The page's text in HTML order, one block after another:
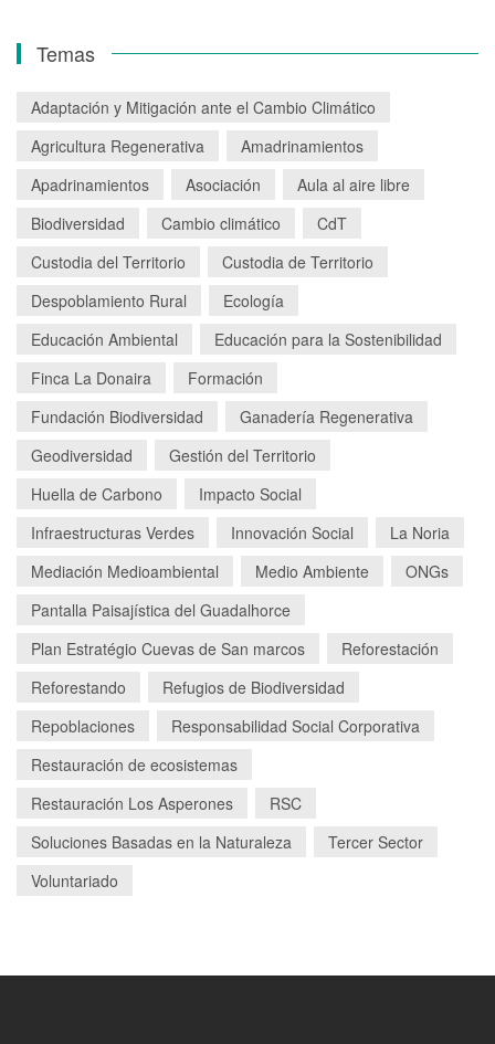
Temas
Adaptación y Mitigación ante el Cambio Climático
Agricultura Regenerativa
Amadrinamientos
Apadrinamientos
Asociación
Aula al aire libre
Biodiversidad
Cambio climático
CdT
Custodia del Territorio
Custodia de Territorio
Despoblamiento Rural
Ecología
Educación Ambiental
Educación para la Sostenibilidad
Finca La Donaira
Formación
Fundación Biodiversidad
Ganadería Regenerativa
Geodiversidad
Gestión del Territorio
Huella de Carbono
Impacto Social
Infraestructuras Verdes
Innovación Social
La Noria
Mediación Medioambiental
Medio Ambiente
ONGs
Pantalla Paisajística del Guadalhorce
Plan Estratégio Cuevas de San marcos
Reforestación
Reforestando
Refugios de Biodiversidad
Repoblaciones
Responsabilidad Social Corporativa
Restauración de ecosistemas
Restauración Los Asperones
RSC
Soluciones Basadas en la Naturaleza
Tercer Sector
Voluntariado